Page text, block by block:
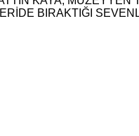
BIRAKTIĞI